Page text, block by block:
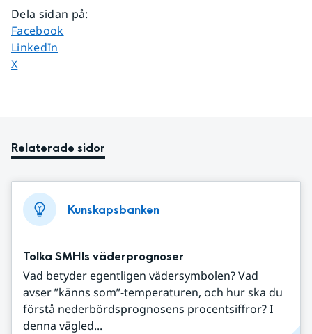
Dela sidan på:
Dela sidan på
Facebook
Dela sidan på
LinkedIn
Dela sidan på
X
Relaterade sidor
Kunskapsbanken
Tolka SMHIs väderprognoser
Vad betyder egentligen vädersymbolen? Vad
avser ”känns som”-temperaturen, och hur ska du
förstå nederbördsprognosens procentsiffror? I
denna vägled...